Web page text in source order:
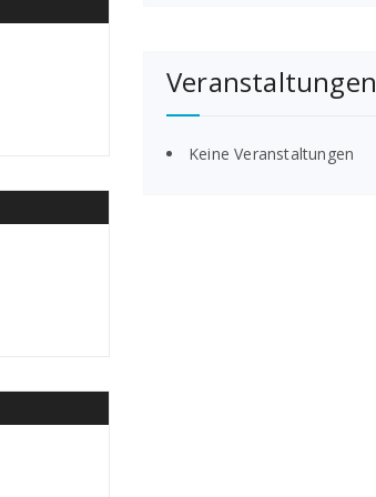
Veranstaltungen
Keine Veranstaltungen